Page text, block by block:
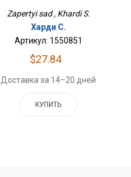
Zapertyi sad , Khardi S.
Харди С.
Артикул: 1550851
$27.84
Доставка за 14–20 дней
КУПИТЬ